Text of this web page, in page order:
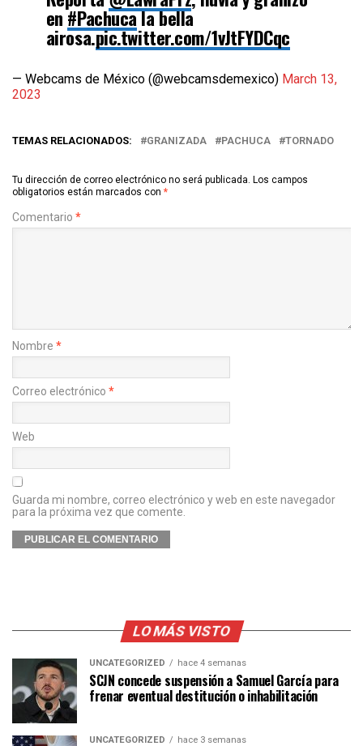
en#Pachucala bella
airosa.pic.twitter.com/1vJtFYDCqc
— Webcams de México (@webcamsdemexico) March 13,
2023
TEMAS RELACIONADOS: GRANIZADA PACHUCA TORNADO
Tu dirección de correo electrónico no será publicada. Los campos
obligatorios están marcados con *
Comentario *
Nombre *
Correo electrónico *
Web
Guarda mi nombre, correo electrónico y web en este navegador
para la próxima vez que comente.
LO MÁS VISTO
UNCATEGORIZED hace 4 semanas
SCJN concede suspensión a Samuel García para
frenar eventual destitución o inhabilitación
UNCATEGORIZED hace 3 semanas